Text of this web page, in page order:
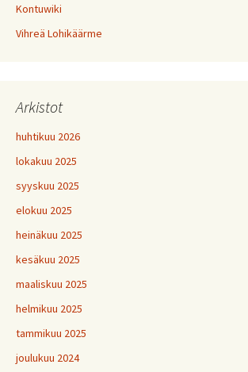
Kontuwiki
Vihreä Lohikäärme
Arkistot
huhtikuu 2026
lokakuu 2025
syyskuu 2025
elokuu 2025
heinäkuu 2025
kesäkuu 2025
maaliskuu 2025
helmikuu 2025
tammikuu 2025
joulukuu 2024